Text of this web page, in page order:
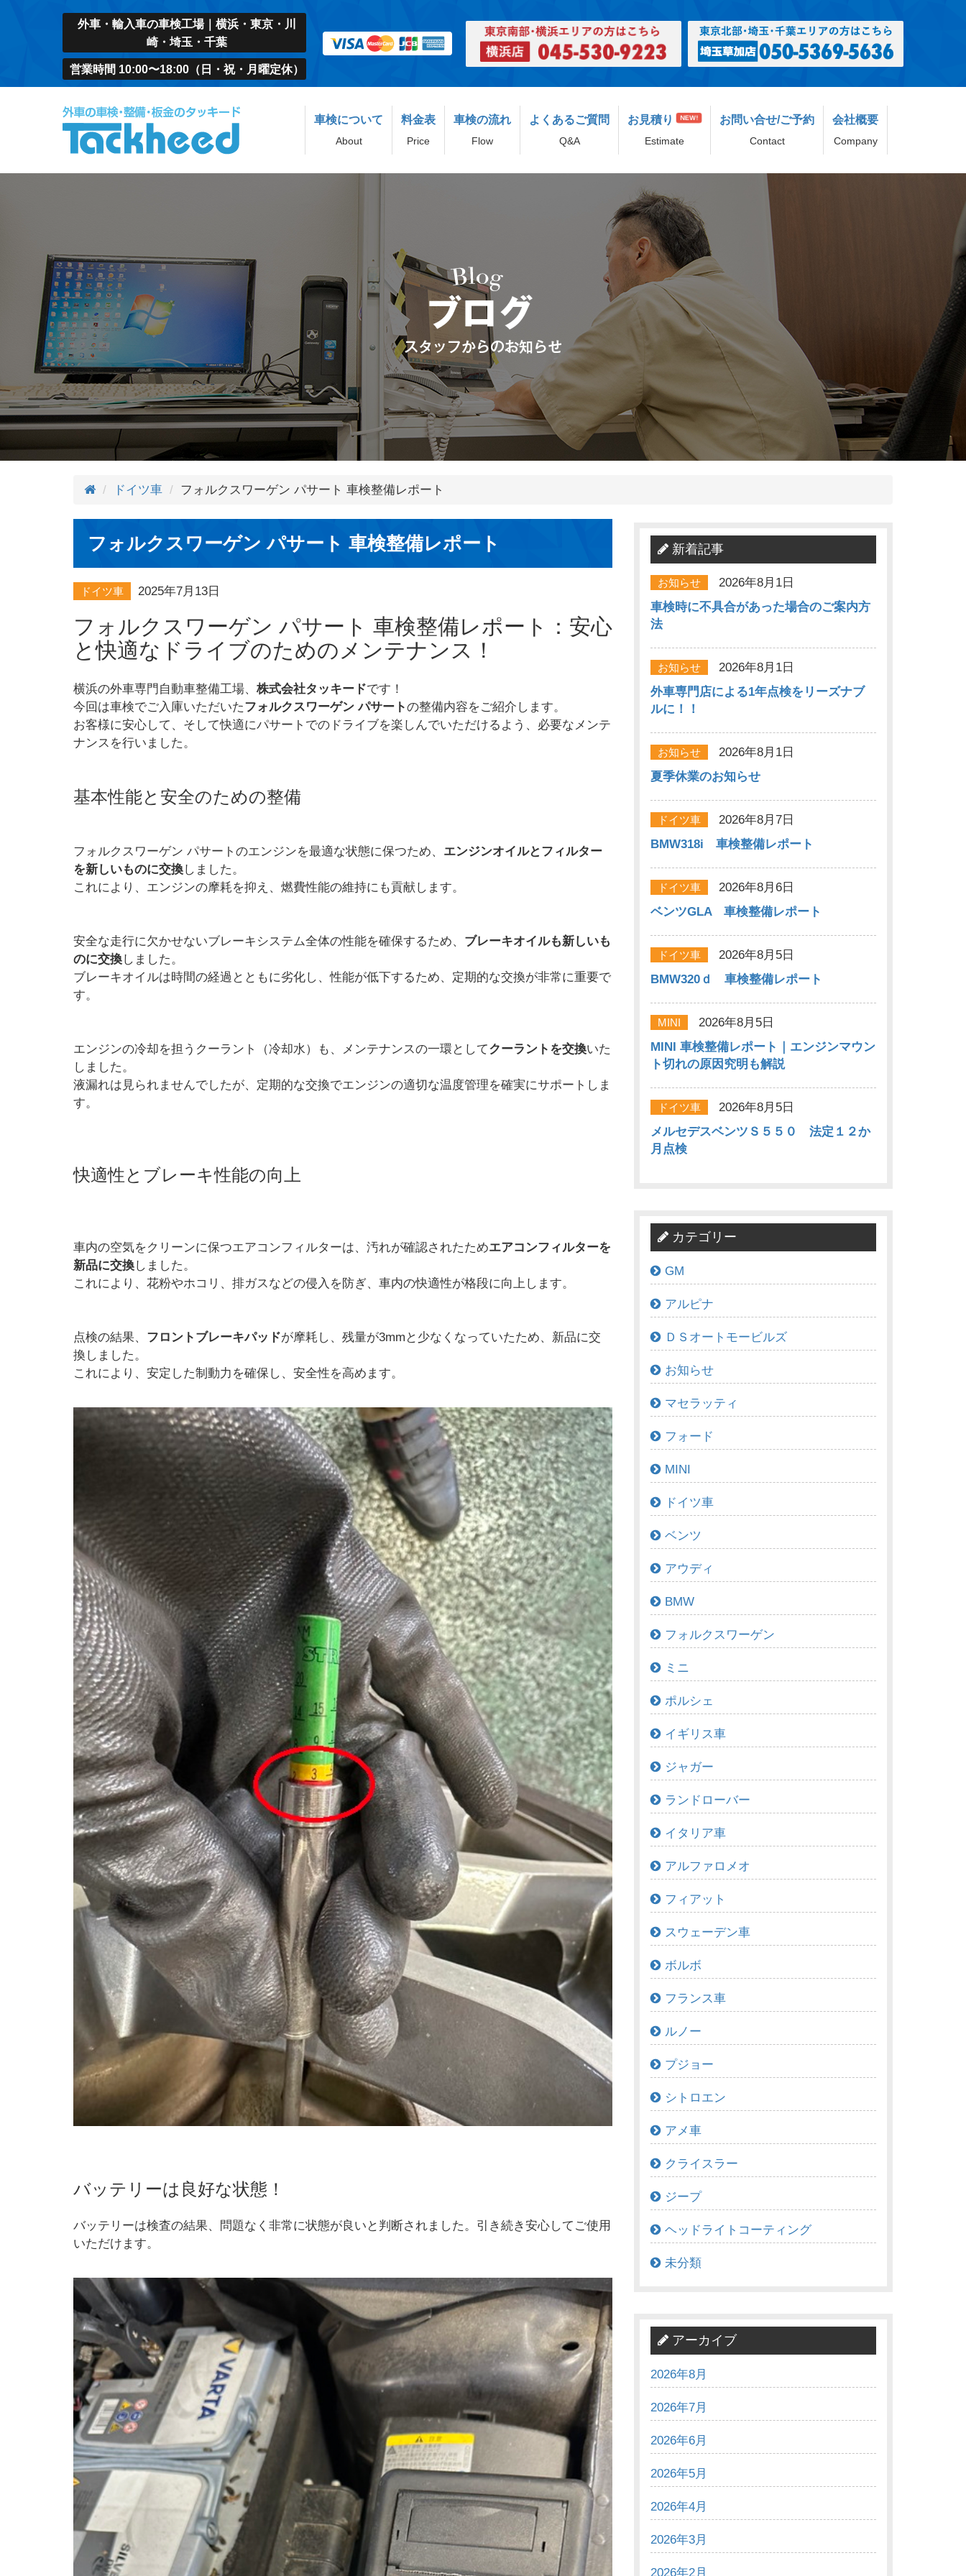
外車・輸入車の車検工場｜横浜・東京・川
崎・埼玉・千葉
営業時間 10:00〜18:00（日・祝・月曜定休）
車検について
About
料金表
Price
車検の流れ
Flow
よくあるご質問
Q&A
お見積り NEW!
Estimate
お問い合せ/ご予約
Contact
会社概要
Company
ドイツ車 フォルクスワーゲン パサート 車検整備レポート
フォルクスワーゲン パサート 車検整備レポート
ドイツ車 2025年7月13日
フォルクスワーゲン パサート 車検整備レポート：安心
と快適なドライブのためのメンテナンス！
横浜の外車専門自動車整備工場、 株式会社タッキードです！
今回は車検でご入庫いただいたフォルクスワーゲン パサートの整備内容をご紹介します。
お客様に安心して、そして快適にパサートでのドライブを楽しんでいただけるよう、必要なメンテ
ナンスを行いました。
基本性能と安全のための整備
フォルクスワーゲン パサートのエンジンを最適な状態に保つため、 エンジンオイルとフィルター
を新しいものに交換しました。
これにより、エンジンの摩耗を抑え、燃費性能の維持にも貢献します。
安全な走行に欠かせないブレーキシステム全体の性能を確保するため、 ブレーキオイルも新しいも
のに交換しました。
ブレーキオイルは時間の経過とともに劣化し、性能が低下するため、定期的な交換が非常に重要で
す。
エンジンの冷却を担うクーラント（冷却水）も、メンテナンスの一環としてクーラントを交換いた
しました。
液漏れは見られませんでしたが、定期的な交換でエンジンの適切な温度管理を確実にサポートしま
す。
快適性とブレーキ性能の向上
車内の空気をクリーンに保つエアコンフィルターは、汚れが確認されたためエアコンフィルターを
新品に交換しました。
これにより、花粉やホコリ、排ガスなどの侵入を防ぎ、車内の快適性が格段に向上します。
点検の結果、 フロントブレーキパッドが摩耗し、残量が3mmと少なくなっていたため、新品に交
換しました。
これにより、安定した制動力を確保し、安全性を高めます。
バッテリーは良好な状態！
バッテリーは検査の結果、問題なく非常に状態が良いと判断されました。引き続き安心してご使用
いただけます。
新着記事
お知らせ
2026年8月1日
車検時に不具合があった場合のご案内方
法
お知らせ
2026年8月1日
外車専門店による1年点検をリーズナブ
ルに！！
お知らせ
2026年8月1日
夏季休業のお知らせ
ドイツ車
2026年8月7日
BMW318i 車検整備レポート
ドイツ車
2026年8月6日
ベンツGLA 車検整備レポート
ドイツ車
2026年8月5日
BMW320ｄ 車検整備レポート
MINI
2026年8月5日
MINI 車検整備レポート｜エンジンマウン
ト切れの原因究明も解説
ドイツ車
2026年8月5日
メルセデスベンツＳ５５０ 法定１２か
月点検
カテゴリー
GM
アルピナ
ＤＳオートモービルズ
お知らせ
マセラッティ
フォード
MINI
ドイツ車
ベンツ
アウディ
BMW
フォルクスワーゲン
ミニ
ポルシェ
イギリス車
ジャガー
ランドローバー
イタリア車
アルファロメオ
フィアット
スウェーデン車
ボルボ
フランス車
ルノー
プジョー
シトロエン
アメ車
クライスラー
ジープ
ヘッドライトコーティング
未分類
アーカイブ
2026年8月
2026年7月
2026年6月
2026年5月
2026年4月
2026年3月
2026年2月